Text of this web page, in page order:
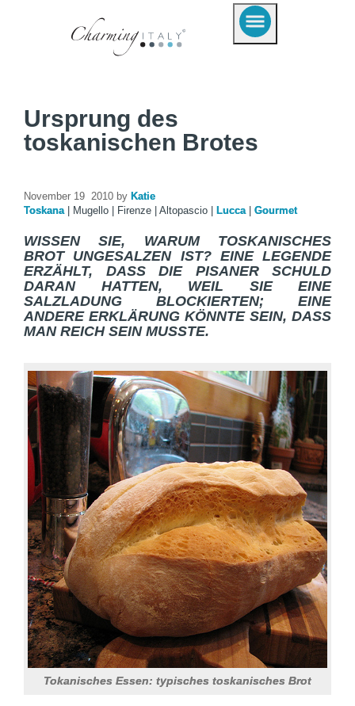
Ursprung des
toskanischen Brotes
November 19 2010 by Katie
Toskana
Mugello Firenze Altopascio Lucca Gourmet
WISSEN SIE, WARUM TOSKANISCHES
BROT UNGESALZEN IST? EINE LEGENDE
ERZÄHLT, DASS DIE PISANER SCHULD
DARAN HATTEN, WEIL SIE EINE
SALZLADUNG BLOCKIERTEN; EINE
ANDERE ERKLÄRUNG KÖNNTE SEIN, DASS
MAN REICH SEIN MUSSTE.
Tokanisches Essen: typisches toskanisches Brot